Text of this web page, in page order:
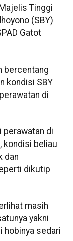
Tinggi
(SBY)
Gatot
bercentang
kondisi SBY
di
perawatan di
kondisi beliau
dan
dikutip
masih
yakni
hobinya sedari